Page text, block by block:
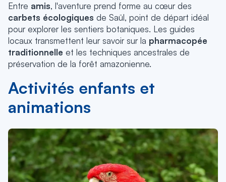
Entre amis, l'aventure prend forme au cœur des
carbets écologiques de Saül, point de départ idéal
pour explorer les sentiers botaniques. Les guides
locaux transmettent leur savoir sur la pharmacopée
traditionnelle et les techniques ancestrales de
préservation de la forêt amazonienne.
Activités enfants et
animations